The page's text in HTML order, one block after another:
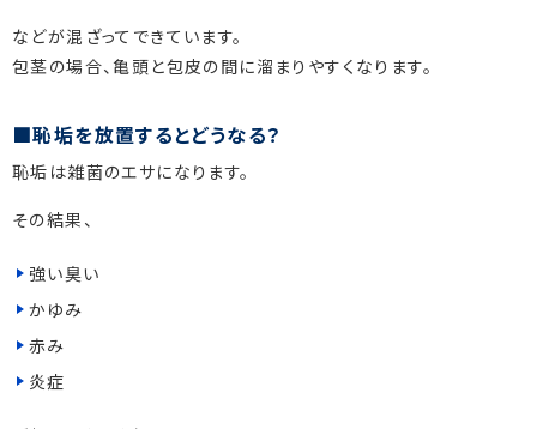
などが混ざってできています。
包茎の場合、亀頭と包皮の間に溜まりやすくなります。
恥垢を放置するとどうなる？
恥垢は雑菌のエサになります。
その結果、
強い臭い
かゆみ
赤み
炎症